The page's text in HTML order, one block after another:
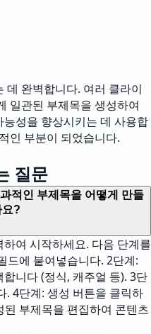
데 완벽합니다. 여러 클라이
일관된 부제목을 생성하여
성을 향상시키는 데 사용합
인 부분이 되었습니다.
질문
적인 부제목을 어떻게 만들
요?
여 시작하세요. 다음 단계를
드에 붙여넣습니다. 2단계:
니다 (정식, 캐주얼 등). 3단
. 4단계: 생성 버튼을 클릭하
부제목을 편집하여 콘텐츠